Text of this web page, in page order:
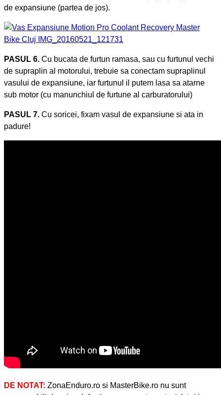
de expansiune (partea de jos).
PASUL 6. Cu bucata de furtun ramasa, sau cu furtunul vechi
de supraplin al motorului, trebuie sa conectam supraplinul
vasului de expansiune, iar furtunul il putem lasa sa atarne
sub motor (cu manunchiul de furtune al carburatorului)
PASUL 7. Cu soricei, fixam vasul de expansiune si ata in
padure!
DE NOTAT: ZonaEnduro.ro si MasterBike.ro nu sunt